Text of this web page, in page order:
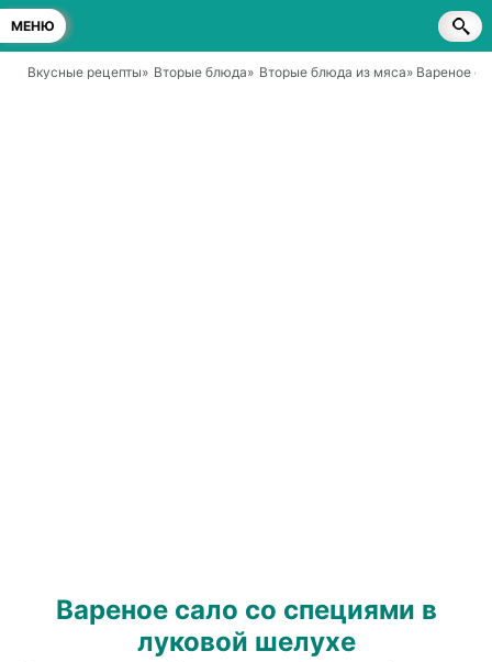
МЕНЮ
Вкусные рецепты» Вторые блюда» Вторые блюда из мяса» Вареное
Вареное сало со специями в
луковой шелухе